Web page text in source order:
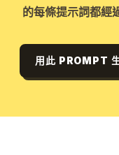
的每條提示詞都經
用此 PROMPT